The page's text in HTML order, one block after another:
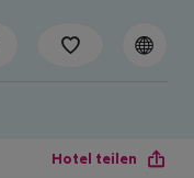
Hotel teilen